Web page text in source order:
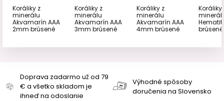
Koráliky z
minerálu
Akvamarín AAA
2mm brúsené
Koráliky z
minerálu
Akvamarín AAA
3mm brúsené
Koráliky z
minerálu
Akvamarín AAA
4mm brúsené
Koráliky
brúsené
Doprava zadarmo už od 79
€ a všetko skladom je
ihneď na odoslanie
Výhodné spôsoby
doručenia na Slovensko